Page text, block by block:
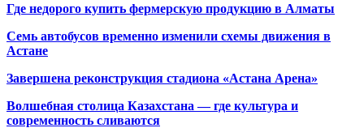
Где недорого купить фермерскую продукцию в Алматы
Семь автобусов временно изменили схемы движения в
Астане
Завершена реконструкция стадиона «Астана Арена»
Волшебная столица Казахстана — где культура и
современность сливаются